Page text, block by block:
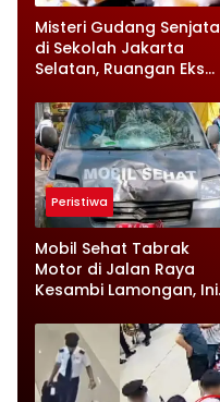
Misteri Gudang Senjata
di Sekolah Jakarta
Selatan, Ruangan Eks
Sorotan
Peristiwa
Mobil Sehat Tabrak
Motor di Jalan Raya
Kesambi Lamongan, Ini